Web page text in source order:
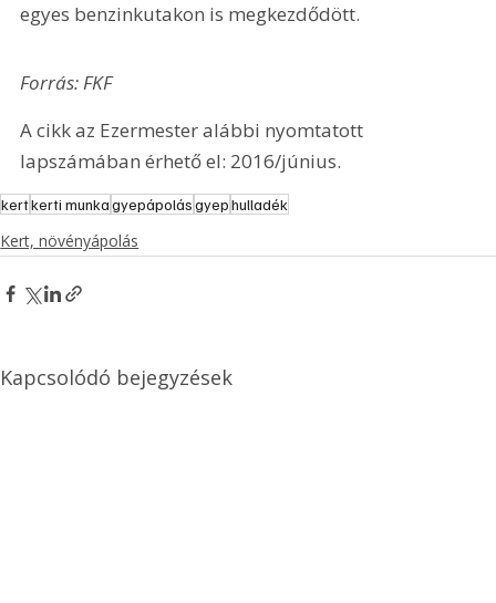
egyes benzinkutakon is megkezdődött.
Forrás: FKF
A cikk az Ezermester alábbi nyomtatott
lapszámában érhető el: 2016/június.
kertkerti munkagyepápolásgyephulladék
Kert, növényápolás
Kapcsolódó bejegyzések